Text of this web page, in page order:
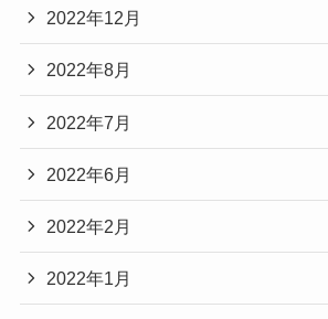
2022年12月
2022年8月
2022年7月
2022年6月
2022年2月
2022年1月